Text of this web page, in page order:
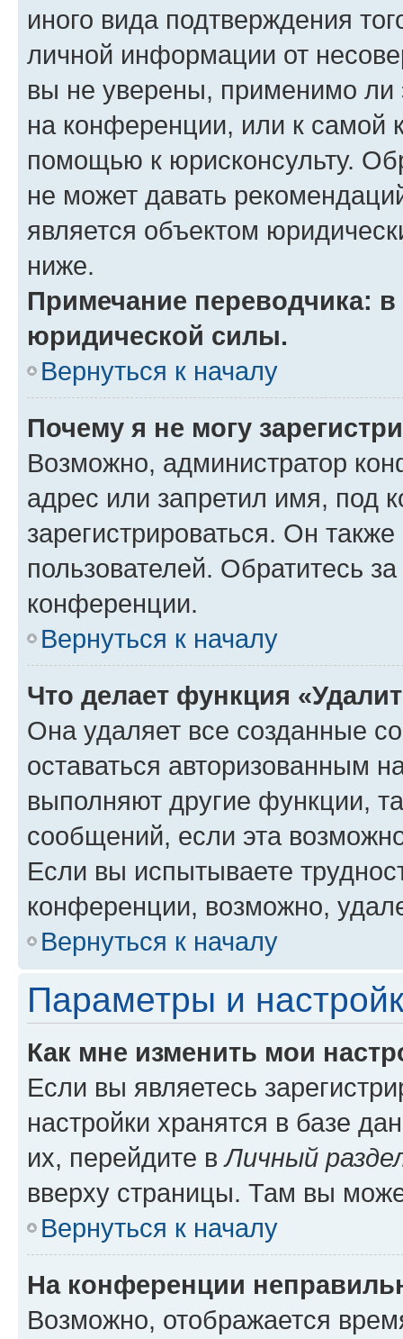
иного вида подтверждения
личной информации от
вы не уверены, применимо ли
на конференции, или к самой
помощью к юрисконсульту.
не может давать
является объектом
ниже.
Примечание переводчика:
юридической силы.
Вернуться к началу
Почему я не могу
Возможно, администратор
адрес или запретил имя, под
зарегистрироваться. Он
пользователей. Обратитесь
конференции.
Вернуться к началу
Что делает функция
Она удаляет все созданные
оставаться авторизованным
выполняют другие функции,
сообщений, если эта
Если вы испытываете
конференции, возможно,
Вернуться к началу
Параметры и
Как мне изменить мои
Если вы являетесь
настройки хранятся в базе
их, перейдите вЛичный
вверху страницы. Там вы
Вернуться к началу
На конференции
Возможно, отображается